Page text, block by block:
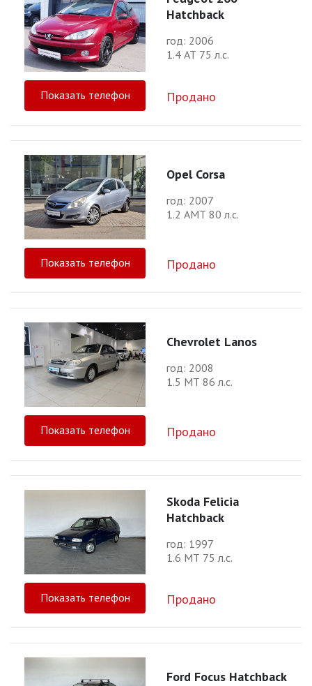
Hatchback
год: 2006
1.4 АТ 75 л.с.
Показать телефон Продано
Opel Corsa
год: 2007
1.2 АМТ 80 л.с.
Показать телефон Продано
Chevrolet Lanos
год: 2008
1.5 МТ 86 л.с.
Показать телефон Продано
Skoda Felicia
Hatchback
год: 1997
1.6 МТ 75 л.с.
Показать телефон Продано
Ford Focus Hatchback